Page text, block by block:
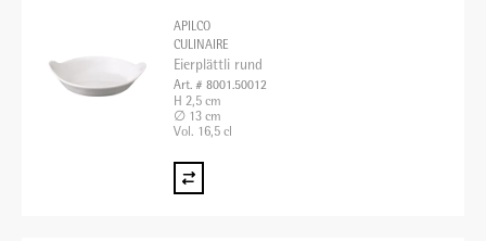
APILCO
CULINAIRE
Eierplättli rund
Art. # 8001.50012
H 2,5 cm
∅ 13 cm
Vol. 16,5 cl